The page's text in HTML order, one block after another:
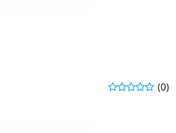
(0)